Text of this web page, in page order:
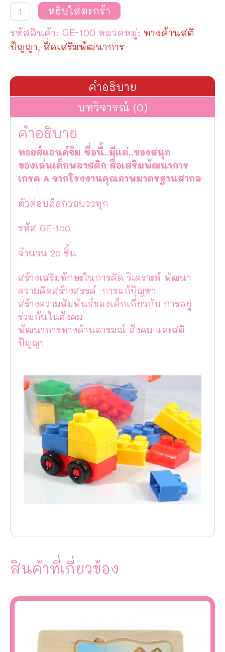
จำนวน
ตัว
ต่อ
บล็อก
รถ
บรรทุก
หยิบใส่ตะกร้า
รหัสสินค้า: GE-100 หมวดหมู่: ทางด้านสติ
ปัญญา, สื่อเสริมพัฒนาการ
คำอธิบาย
บทวิจารณ์ (0)
คำอธิบาย
ทอยส์แอนด์จิม ชื่อนี้..มีแต่..ของสนุก
ของเล่นเด็กพลาสติก สื่อเสริมพัฒนาการ
เกรด A จากโรงงานคุณภาพมาตรฐานสากล
ตัวต่อบล็อกรถบรรทุก
รหัส GE-100
จำนวน 20 ชิ้น
สร้างเสริมทักษะในการคิด วิเคราะห์ พัฒนา
ความคิดสร้างสรรค์ การแก้ปัญหา
สร้างความสัมพันธ์ของเด็กเกี่ยวกับ การอยู่
ร่วมกันในสังคม
พัฒนาการทางด้านอารมณ์ สังคม และสติ
ปัญญา
สินค้าที่เกี่ยวข้อง